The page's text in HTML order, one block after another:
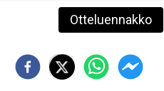
Otteluennakko